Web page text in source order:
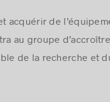
acquérir de
au groupe
de la recherche et